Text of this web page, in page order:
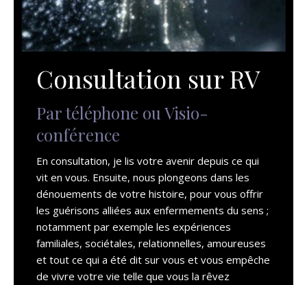
Consultation sur RV
Par téléphone ou Visio-
conférence
En consultation, je lis votre avenir depuis ce qui
vit en vous. Ensuite, nous plongeons dans les
dénouements de votre histoire, pour vous offrir
les guérisons alliées aux enfermements du sens ;
notamment par exemple les expériences
familiales, sociétales, relationnelles, amoureuses
et tout ce qui a été dit sur vous et vous empêche
de vivre votre vie telle que vous la rêvez